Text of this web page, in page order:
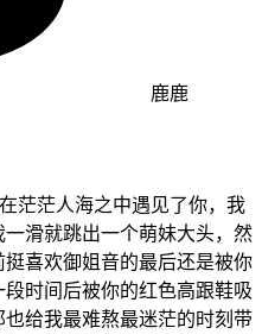
鹿鹿
茫茫人海之中遇见了你，我
滑就跳出一个萌妹大头，然
喜欢御姐音的最后还是被你
时间后被你的红色高跟鞋吸
给我最难熬最迷茫的时刻带